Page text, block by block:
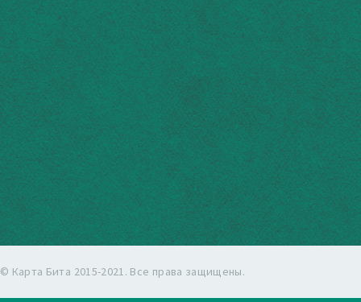
© Карта Бита 2015-2021. Все права защищены.